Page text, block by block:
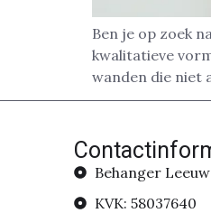
Ben je op zoek
kwalitatieve
wanden die niet
Behanger
KVK: 58037640